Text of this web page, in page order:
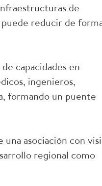
de
reducir de
capacidades en
ingenieros,
formando un puente
una asociación con
regional como